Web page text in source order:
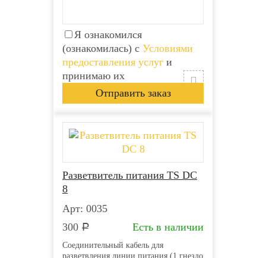
Я ознакомился
(ознакомилась) с Условиями
предоставления услуг и
принимаю их
Разветвитель питания TS DC
8
Арт: 0035
300 Р Есть в наличии
Соединительный кабель для
разветвления линии питания (1 гнездо